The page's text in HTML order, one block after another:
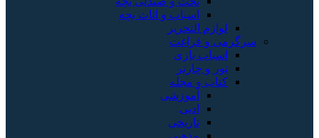
اسباب و اثاث بچه
لوازم التحریر
سرگرمی و فراغت
اسباب‌ بازی
تور و چارتر
کتاب و مجله
آموزشی
ادبی
تاریخی